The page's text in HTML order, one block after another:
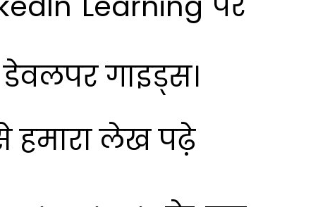
गाइड्स।
हमारा लेख पढ़े